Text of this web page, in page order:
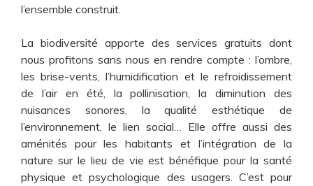
l’ensemble construit.
La biodiversité apporte des services gratuits dont
nous profitons sans nous en rendre compte : l’ombre,
les brise-vents, l’humidification et le refroidissement
de l’air en été, la pollinisation, la diminution des
nuisances sonores, la qualité esthétique de
l’environnement, le lien social… Elle offre aussi des
aménités pour les habitants et l’intégration de la
nature sur le lieu de vie est bénéfique pour la santé
physique et psychologique des usagers. C’est pour